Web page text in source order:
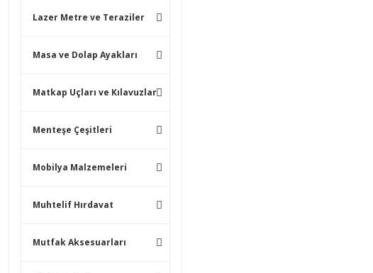
Lazer Metre ve Teraziler
Masa ve Dolap Ayakları
Matkap Uçları ve Kılavuzlar
Menteşe Çeşitleri
Mobilya Malzemeleri
Muhtelif Hırdavat
Mutfak Aksesuarları